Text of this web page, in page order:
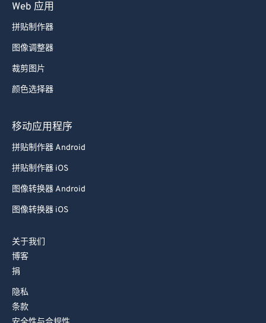
Web 应用
拼贴制作器
图像调整器
裁剪图片
颜色选择器
移动应用程序
拼贴制作器 Android
拼贴制作器 iOS
图像转换器 Android
图像转换器 iOS
关于我们
博客
捐
隐私
条款